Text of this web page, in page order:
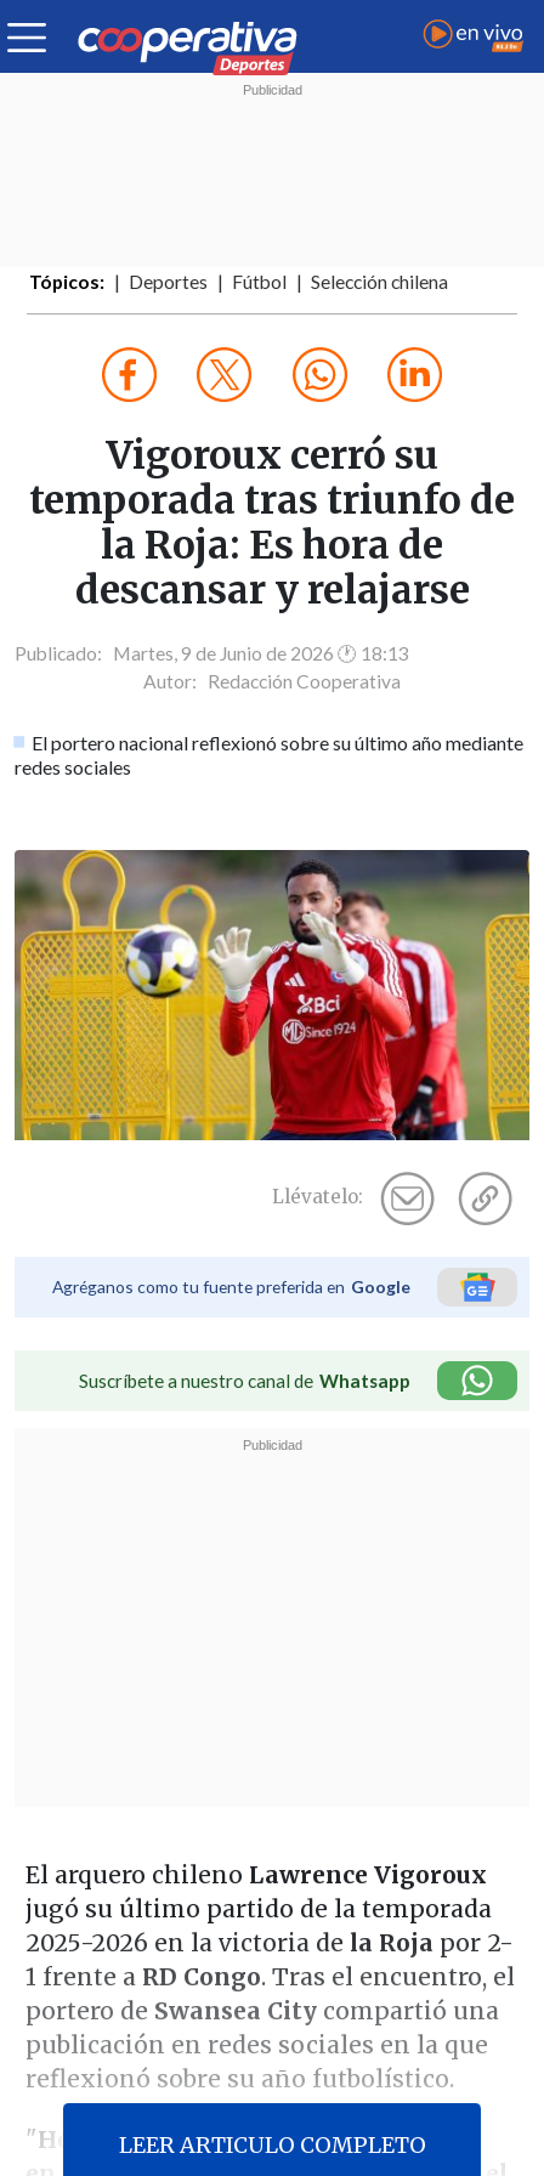
Tópicos: Deportes Fútbol Selección chilena
Vigoroux cerró su
temporada tras triunfo de
la Roja: Es hora de
descansar y relajarse
Publicado: Martes, 9 de Junio de 2026 🕐 18:13
Autor: Redacción Cooperativa
El portero nacional reflexionó sobre su último año mediante
redes sociales
Llévatelo:
Agréganos como tu fuente preferida en Google
Suscríbete a nuestro canal de Whatsapp
El arquero chileno Lawrence Vigoroux
jugó su último partido de la temporada
2025-2026 en la victoria de la Roja por 2-
1 frente a RD Congo. Tras el encuentro, el
portero de Swansea Citycompartió una
publicación en redes sociales en la que
reflexionó sobre su año futbolístico.
"He tenido mucha suerte de jugar
LEER ARTICULO COMPLETO